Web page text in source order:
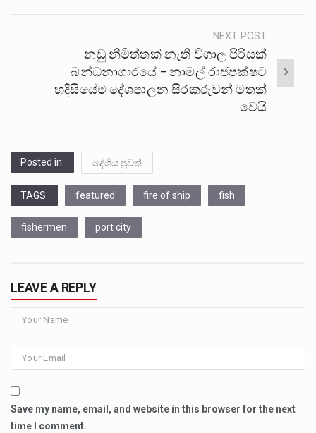
NEXT POST
නඩු නිමිත්තක් නැති විශාල පිරිසක්
බන්ධනාගාරයේ – නාමල් රාජපක්ෂට
හදිසියේම දේශපාලන සිරකරුවන් මතක්
වෙයි
Posted in: දේශීය පුවත්
TAGS: featured fire of ship fish
fishermen port city
LEAVE A REPLY
Save my name, email, and website in this browser for the next
time I comment.